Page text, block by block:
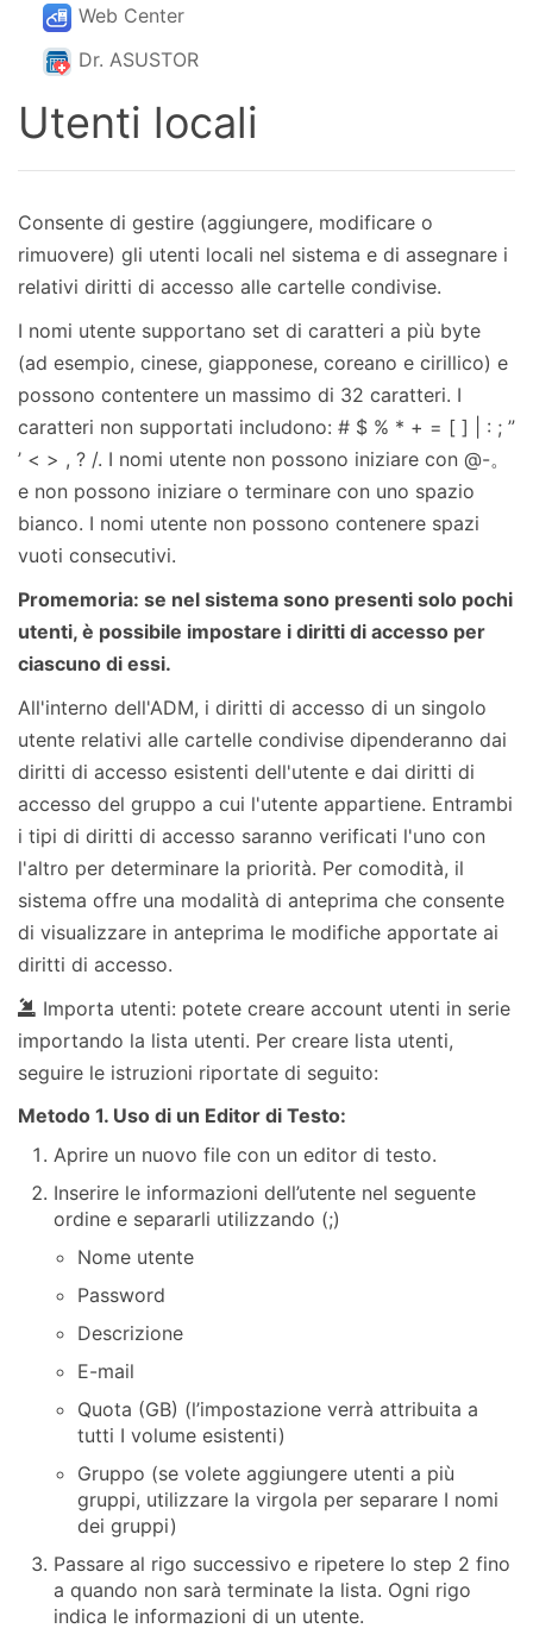
Web Center
Dr. ASUSTOR
Utenti locali
Consente di gestire (aggiungere, modificare o
rimuovere) gli utenti locali nel sistema e di assegnare i
relativi diritti di accesso alle cartelle condivise.
I nomi utente supportano set di caratteri a più byte
(ad esempio, cinese, giapponese, coreano e cirillico) e
possono contentere un massimo di 32 caratteri. I
caratteri non supportati includono: # $ % * + = [ ] | : ; ”
’ < > , ? /. I nomi utente non possono iniziare con @-。
e non possono iniziare o terminare con uno spazio
bianco. I nomi utente non possono contenere spazi
vuoti consecutivi.
Promemoria: se nel sistema sono presenti solo pochi
utenti, è possibile impostare i diritti di accesso per
ciascuno di essi.
All'interno dell'ADM, i diritti di accesso di un singolo
utente relativi alle cartelle condivise dipenderanno dai
diritti di accesso esistenti dell'utente e dai diritti di
accesso del gruppo a cui l'utente appartiene. Entrambi
i tipi di diritti di accesso saranno verificati l'uno con
l'altro per determinare la priorità. Per comodità, il
sistema offre una modalità di anteprima che consente
di visualizzare in anteprima le modifiche apportate ai
diritti di accesso.
Importa utenti: potete creare account utenti in serie
importando la lista utenti. Per creare lista utenti,
seguire le istruzioni riportate di seguito:
Metodo 1. Uso di un Editor di Testo:
Aprire un nuovo file con un editor di testo.
Inserire le informazioni dell’utente nel seguente
ordine e separarli utilizzando (;)
Nome utente
Password
Descrizione
E-mail
Quota (GB) (l’impostazione verrà attribuita a
tutti I volume esistenti)
Gruppo (se volete aggiungere utenti a più
gruppi, utilizzare la virgola per separare I nomi
dei gruppi)
Passare al rigo successivo e ripetere lo step 2 fino
a quando non sarà terminate la lista. Ogni rigo
indica le informazioni di un utente.